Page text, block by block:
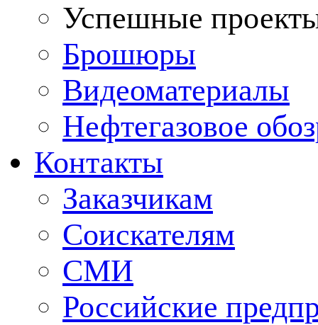
Успешные
Брошюры
Видеоматериалы
Нефтегазовое
Контакты
Заказчикам
Соискателям
СМИ
Российские